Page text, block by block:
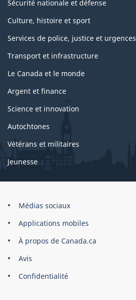
Sécurité nationale et défense
Culture, histoire et sport
Services de police, justice et urgences
Transport et infrastructure
Le Canada et le monde
Argent et finance
Science et innovation
Autochtones
Vétérans et militaires
Jeunesse
Marque
du
site
Médias sociaux
Applications mobiles
À propos de Canada.ca
Avis
Confidentialité